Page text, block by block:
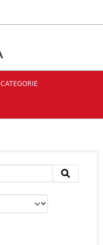
CATEGORIE